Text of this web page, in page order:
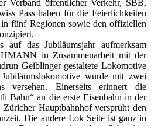
Verband öffentlicher Verkehr, SBB,
Pass haben für die Feierlichkeiten
fünf Regionen sowie den offiziellen
das Jubiläumsjahr aufmerksam
in Zusammenarbeit mit der
Geiblinger gestaltete Lokomotive
wurde mit zwei
versehen. Einerseits erinnert die
Bahn“ an die erste Eisenbahn in der
Hauptbahnhof versprüht den
Die andere Lok Seite ist ganz in